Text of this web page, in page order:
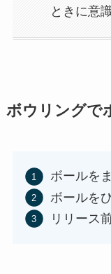
ときに意
ボウリングで
ボールを
ボールを
リリース